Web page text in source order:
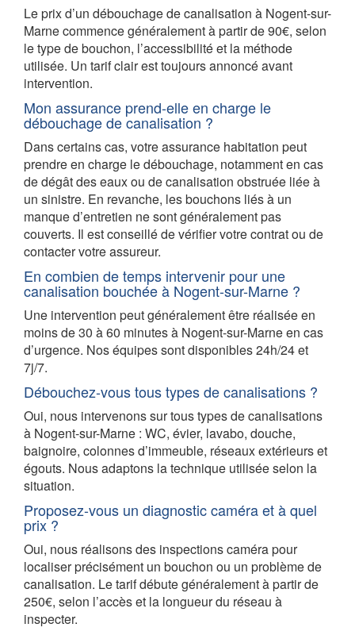
Le prix d’un débouchage de canalisation à Nogent-sur-
Marne commence généralement à partir de 90€, selon
le type de bouchon, l’accessibilité et la méthode
utilisée. Un tarif clair est toujours annoncé avant
intervention.
Mon assurance prend-elle en charge le
débouchage de canalisation ?
Dans certains cas, votre assurance habitation peut
prendre en charge le débouchage, notamment en cas
de dégât des eaux ou de canalisation obstruée liée à
un sinistre. En revanche, les bouchons liés à un
manque d’entretien ne sont généralement pas
couverts. Il est conseillé de vérifier votre contrat ou de
contacter votre assureur.
En combien de temps intervenir pour une
canalisation bouchée à Nogent-sur-Marne ?
Une intervention peut généralement être réalisée en
moins de 30 à 60 minutes à Nogent-sur-Marne en cas
d’urgence. Nos équipes sont disponibles 24h/24 et
7j/7.
Débouchez-vous tous types de canalisations ?
Oui, nous intervenons sur tous types de canalisations
à Nogent-sur-Marne : WC, évier, lavabo, douche,
baignoire, colonnes d’immeuble, réseaux extérieurs et
égouts. Nous adaptons la technique utilisée selon la
situation.
Proposez-vous un diagnostic caméra et à quel
prix ?
Oui, nous réalisons des inspections caméra pour
localiser précisément un bouchon ou un problème de
canalisation. Le tarif débute généralement à partir de
250€, selon l’accès et la longueur du réseau à
inspecter.